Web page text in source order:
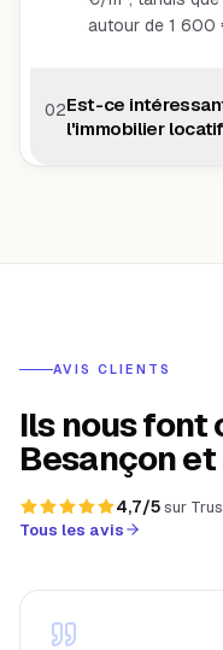
autour de 1 600
02Est-ce
l'immobilier
AVIS CLIENTS
Ils nous font
Besançon
4,7/5sur
Tous les avis